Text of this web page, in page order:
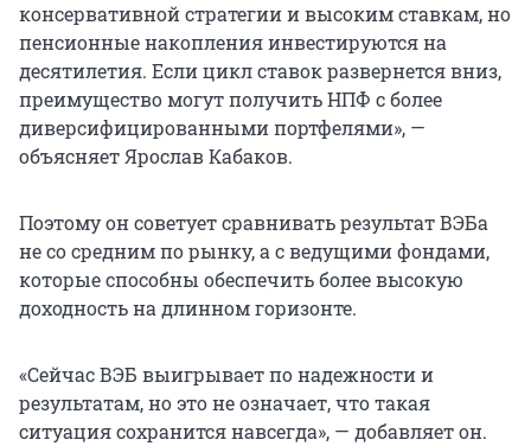
консервативной стратегии и высоким ставкам, но
пенсионные накопления инвестируются на
десятилетия. Если цикл ставок развернется вниз,
преимущество могут получить НПФ с более
диверсифицированными портфелями», —
объясняет Ярослав Кабаков.
Поэтому он советует сравнивать результат ВЭБа
не со средним по рынку, а с ведущими фондами,
которые способны обеспечить более высокую
доходность на длинном горизонте.
«Сейчас ВЭБ выигрывает по надежности и
результатам, но это не означает, что такая
ситуация сохранится навсегда», — добавляет он.